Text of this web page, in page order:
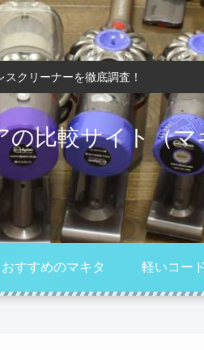
クリーナーを徹底調査！
の比較サイト（マ
おすすめのマキタ 軽いコー